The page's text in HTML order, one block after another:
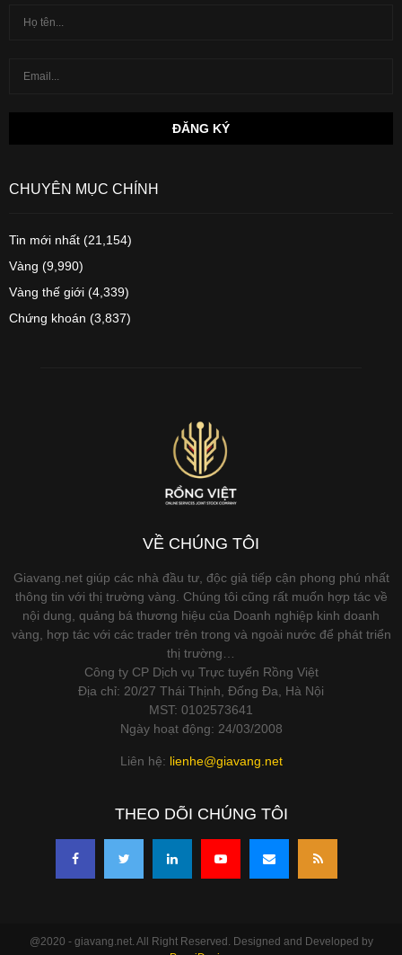
CHUYÊN MỤC CHÍNH
Tin mới nhất (21,154)
Vàng (9,990)
Vàng thế giới (4,339)
Chứng khoán (3,837)
VỀ CHÚNG TÔI
Giavang.net giúp các nhà đầu tư, độc giả tiếp cận phong phú nhất
thông tin với thị trường vàng. Chúng tôi cũng rất muốn hợp tác về
nội dung, quảng bá thương hiệu của Doanh nghiệp kinh doanh
vàng, hợp tác với các trader trên trong và ngoài nước để phát triển
thị trường…
Công ty CP Dịch vụ Trực tuyến Rồng Việt
Địa chỉ: 20/27 Thái Thịnh, Đống Đa, Hà Nội
MST: 0102573641
Ngày hoạt động: 24/03/2008
Liên hệ: lienhe@giavang.net
THEO DÕI CHÚNG TÔI
@2020 - giavang.net. All Right Reserved. Designed and Developed by